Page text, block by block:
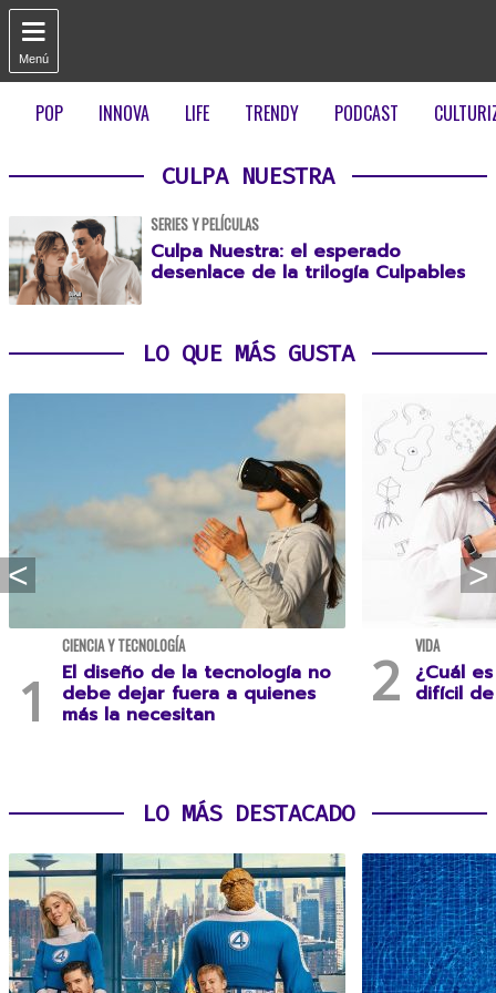

Menú
POP INNOVA LIFE TRENDY PODCAST
CULPA NUESTRA
SERIES Y PELÍCULAS
Culpa Nuestra: el esperado
desenlace de la trilogía Culpables
LO QUE MÁS GUSTA
CIENCIA Y TECNOLOGÍA
El diseño de la tecnología no
debe dejar fuera a quienes
más la necesitan
VIDA
¿Cuál
difícil
LO MÁS DESTACADO